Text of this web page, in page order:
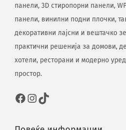
панели, 3D стиропорни панели,
панели, винилни подни плочки,
декоративни лајсни и вештачко
практични решенија за домови,
хотели, ресторани и модерно
простор.